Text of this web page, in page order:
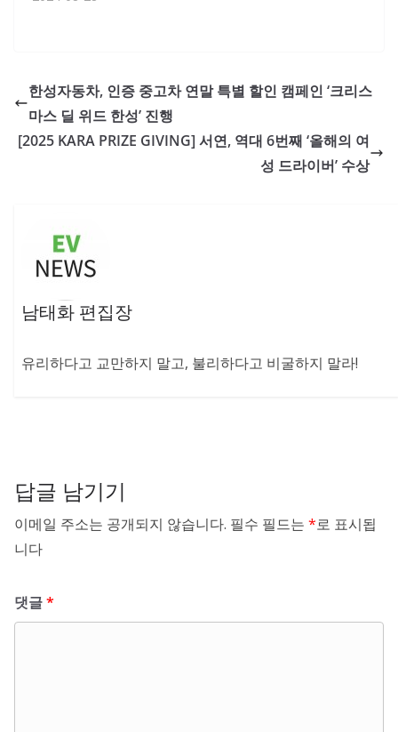
한성자동차, 인증 중고차 연말 특별 할인 캠페인 ‘크리스
마스 딜 위드 한성’ 진행
[2025 KARA PRIZE GIVING] 서연, 역대 6번째 ‘올해의 여
성 드라이버’ 수상
남태화 편집장
유리하다고 교만하지 말고, 불리하다고 비굴하지 말라!
답글 남기기
이메일 주소는 공개되지 않습니다. 필수 필드는 *로 표시됩
니다
댓글*